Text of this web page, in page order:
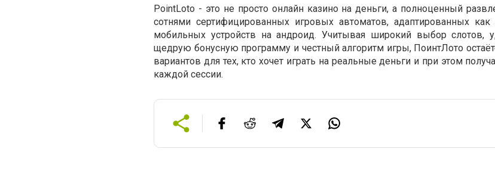
PointLoto - это не просто онлайн казино на деньги, а полноценный
сотнями сертифицированных игровых автоматов, адаптированных
мобильных устройств на андроид. Учитывая широкий выбор слотов,
щедрую бонусную программу и честный алгоритм игры, ПоинтЛото
вариантов для тех, кто хочет играть на реальные деньги и при этом
каждой сессии.